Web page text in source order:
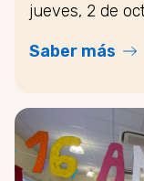
jueves, 2 de
Saber más